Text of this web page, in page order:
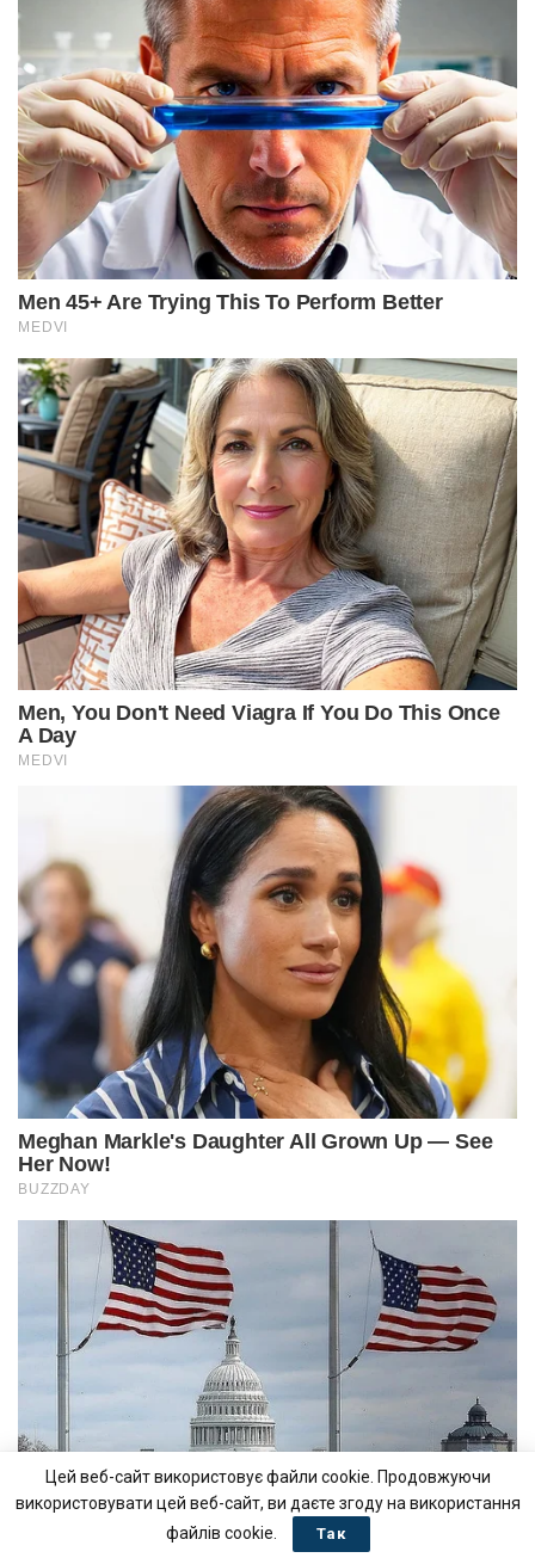
Цей веб-сайт використовує файли cookie. Продовжуючи
використовувати цей веб-сайт, ви даєте згоду на використання
файлів cookie.
Так